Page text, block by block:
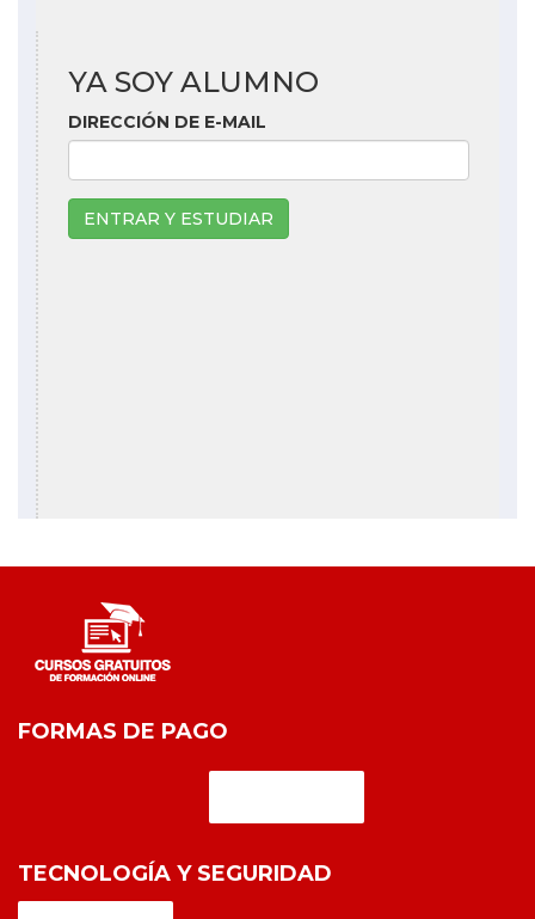
YA SOY ALUMNO
DIRECCIÓN DE E-MAIL
ENTRAR Y ESTUDIAR
FORMAS DE PAGO
TECNOLOGÍA Y SEGURIDAD